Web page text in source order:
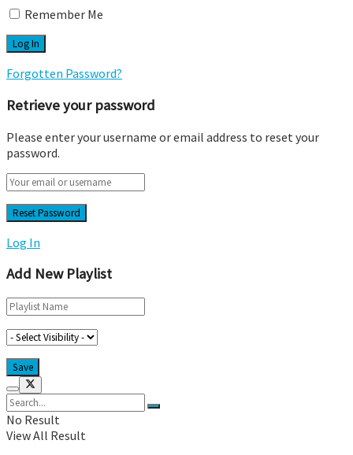
Remember Me
Forgotten Password?
Retrieve your password
Please enter your username or email address to reset your
password.
Log In
Add New Playlist
No Result
View All Result